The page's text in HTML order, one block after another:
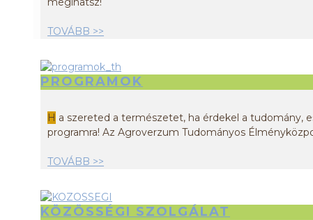
TOVÁBB >>
PROGRAMOK
H a szereted a természetet, ha érdekel a tudomány,
programra! Az Agroverzum Tudományos
TOVÁBB >>
KÖZÖSSÉGI SZOLGÁLAT